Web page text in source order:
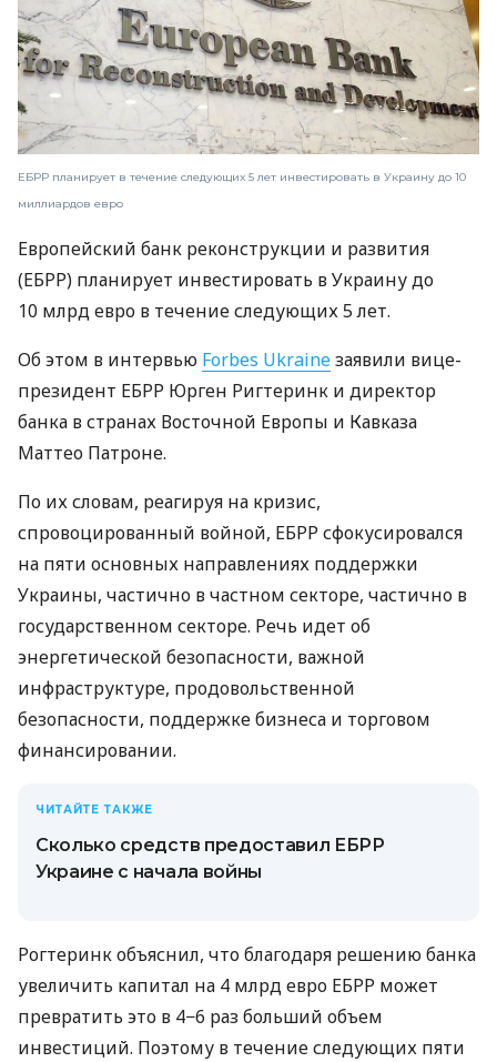
ЕБРР планирует в течение следующих 5 лет инвестировать в Украину до 10
миллиардов евро
Европейский банк реконструкции и развития
(ЕБРР) планирует инвестировать в Украину до
10 млрд евро в течение следующих 5 лет.
Об этом в интервью Forbes Ukraineзаявили вице-
президент ЕБРР Юрген Ригтеринк и директор
банка в странах Восточной Европы и Кавказа
Маттео Патроне.
По их словам, реагируя на кризис,
спровоцированный войной, ЕБРР сфокусировался
на пяти основных направлениях поддержки
Украины, частично в частном секторе, частично в
государственном секторе. Речь идет об
энергетической безопасности, важной
инфраструктуре, продовольственной
безопасности, поддержке бизнеса и торговом
финансировании.
ЧИТАЙТЕ ТАКЖЕ
Сколько средств предоставил ЕБРР
Украине с начала войны
Рогтеринк объяснил, что благодаря решению банка
увеличить капитал на 4 млрд евро ЕБРР может
превратить это в 4−6 раз больший объем
инвестиций. Поэтому в течение следующих пяти